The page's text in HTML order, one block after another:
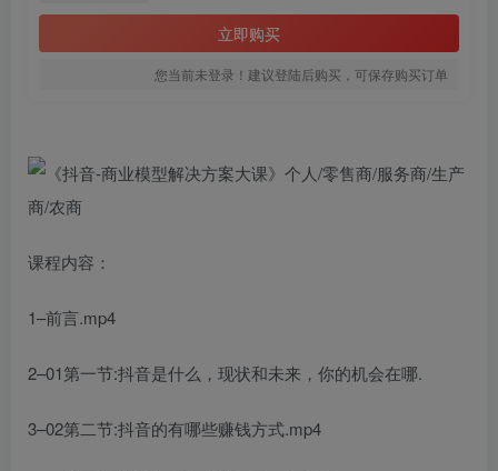
立即购买
您当前未登录！建议登陆后购买，可保存购买订单
课程内容：
1–前言.mp4
2–01第一节:抖音是什么，现状和未来，你的机会在哪.
3–02第二节:抖音的有哪些赚钱方式.mp4